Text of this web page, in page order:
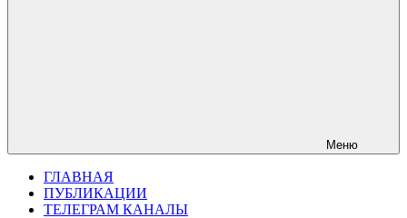
Меню
ГЛАВНАЯ
ПУБЛИКАЦИИ
ТЕЛЕГРАМ КАНАЛЫ